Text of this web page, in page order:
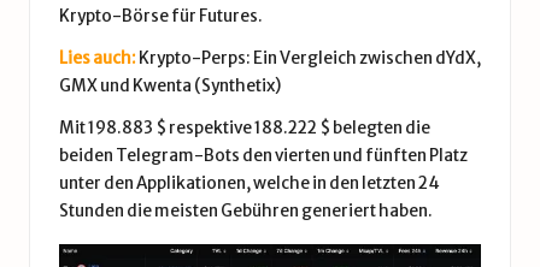
Krypto-Börse für Futures.
Lies auch: Krypto-Perps: Ein Vergleich zwischen dYdX,
GMX und Kwenta (Synthetix)
Mit 198.883 $ respektive 188.222 $ belegten die
beiden Telegram-Bots den vierten und fünften Platz
unter den Applikationen, welche in den letzten 24
Stunden die meisten Gebühren generiert haben.